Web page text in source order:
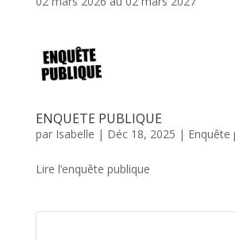
ENQUETE PUBLIQUE
par Isabelle | Déc 18, 2025 | Enquête
Lire l’enquête publique